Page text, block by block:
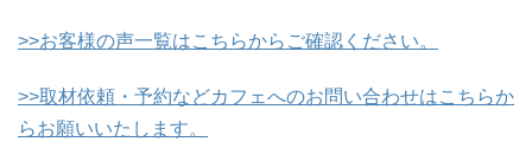
>>お客様の声一覧はこちらからご確認ください。
>>取材依頼・予約などカフェへのお問い合わせはこちらか
らお願いいたします。